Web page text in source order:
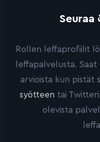
Seuraa
Rollen leffaprofiilit
leffapalvelusta. Saat
arvioista kun pistät
syötteen tai
olevista